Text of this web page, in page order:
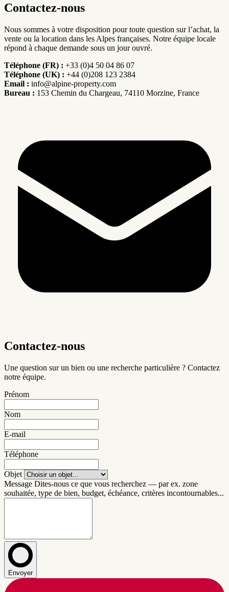
Contactez-nous
Nous sommes à votre disposition pour toute question sur l’achat, la
vente ou la location dans les Alpes françaises. Notre équipe locale
répond à chaque demande sous un jour ouvré.
Téléphone (FR) : +33 (0)4 50 04 86 07
Téléphone (UK) : +44 (0)208 123 2384
Email : info@alpine-property.com
Bureau : 153 Chemin du Chargeau, 74110 Morzine, France
Contactez-nous
Une question sur un bien ou une recherche particulière ? Contactez
notre équipe.
Prénom
Nom
E-mail
Téléphone
Objet
Message Dites-nous ce que vous recherchez — par ex. zone
souhaitée, type de bien, budget, échéance, critères incontournables...
Envoyer